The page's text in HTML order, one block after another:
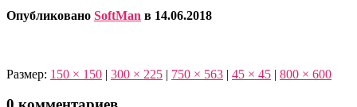
Опубликовано SoftMan в 14.06.2018
Размер: 150 × 150 | 300 × 225 | 750 × 563 | 45 × 45 | 800 × 600